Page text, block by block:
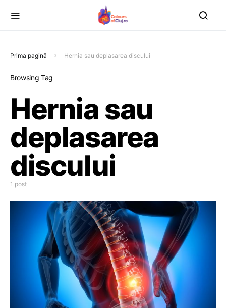
Prima pagină Hernia sau deplasarea discului
Browsing Tag
Hernia sau
deplasarea
discului
1 post